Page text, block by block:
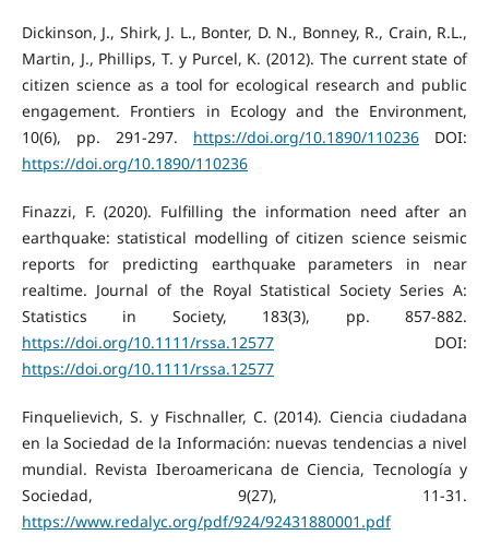
Dickinson, J., Shirk, J. L., Bonter, D. N., Bonney, R., Crain, R.L.,
Martin, J., Phillips, T. y Purcel, K. (2012). The current state of
citizen science as a tool for ecological research and public
engagement. Frontiers in Ecology and the Environment,
10(6), pp. 291-297. https://doi.org/10.1890/110236 DOI:
https://doi.org/10.1890/110236
Finazzi, F. (2020). Fulfilling the information need after an
earthquake: statistical modelling of citizen science seismic
reports for predicting earthquake parameters in near
realtime. Journal of the Royal Statistical Society Series A:
Statistics in Society, 183(3), pp. 857-882.
https://doi.org/10.1111/rssa.12577DOI:
https://doi.org/10.1111/rssa.12577
Finquelievich, S. y Fischnaller, C. (2014). Ciencia ciudadana
en la Sociedad de la Información: nuevas tendencias a nivel
mundial. Revista Iberoamericana de Ciencia, Tecnología y
Sociedad, 9(27), 11-31.
https://www.redalyc.org/pdf/924/92431880001.pdf